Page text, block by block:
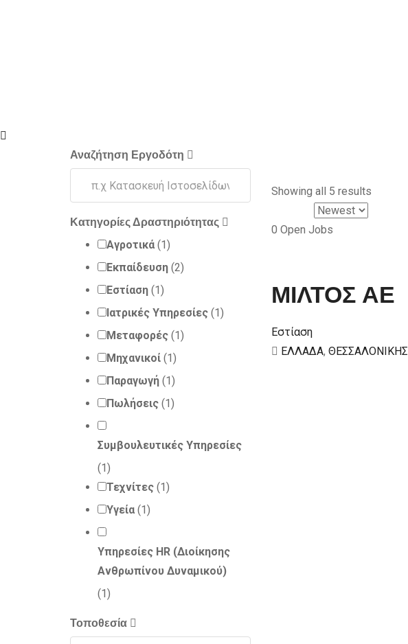
Αναζήτηση Εργοδότη
Κατηγορίες Δραστηριότητας
Αγροτικά (1)
Εκπαίδευση (2)
Εστίαση (1)
Ιατρικές Υπηρεσίες (1)
Μεταφορές (1)
Μηχανικοί (1)
Παραγωγή (1)
Πωλήσεις (1)
Συμβουλευτικές Υπηρεσίες
(1)
Τεχνίτες (1)
Υγεία (1)
Υπηρεσίες HR (Διοίκησης
Ανθρωπίνου Δυναμικού)
(1)
Τοποθεσία
Showing all 5 results
0 Open Jobs
ΜΙΛΤΟΣ ΑΕ
Εστίαση
ΕΛΛΑΔΑ, ΘΕΣΣΑΛΟΝΙΚΗΣ